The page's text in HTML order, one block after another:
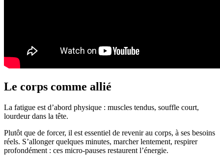
Le corps comme allié
La fatigue est d’abord physique : muscles tendus, souffle court,
lourdeur dans la tête.
Plutôt que de forcer, il est essentiel de revenir au corps, à ses besoins
réels. S’allonger quelques minutes, marcher lentement, respirer
profondément : ces micro-pauses restaurent l’énergie.